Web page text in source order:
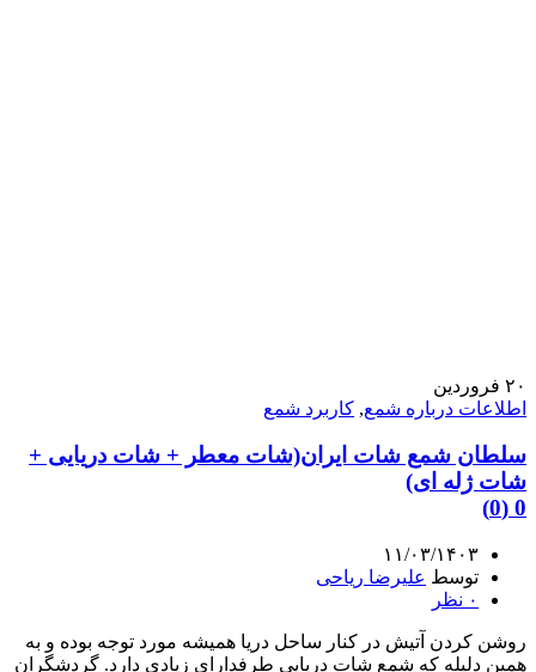
۲۰ فروردین
اطلاعات درباره شمع, کاربرد شمع
سلطان شمع شات ایران(شات معطر + شات دریایی +
شات ژله ای)
0 (0)
۱۱/۰۳/۱۴۰۳
توسط علیرضا ریاحی
۰ نظر
روشن کردن آتیش در کنار ساحل دریا همیشه مورد توجه بوده و به
همین دلیله که شمع شات دریایی طرفدارای زیادی دارد. گردشگران